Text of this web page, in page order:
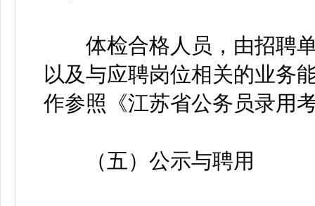
体检合格人员，由招聘单
以及与应聘岗位相关的业务
作参照《江苏省公务员录用
（五）公示与聘用